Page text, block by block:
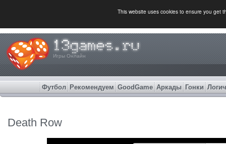
This website uses cookies to ensure you get
Игры Онлайн
Футбол Рекомендуем GoodGame Аркады Гонки
Death Row